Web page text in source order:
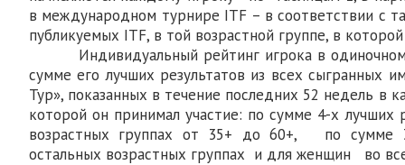
в международном турнире ITF – в соответствии с
публикуемых ITF, в той возрастной группе, в которой
Индивидуальный рейтинг игрока в одиночном
сумме его лучших результатов из всех сыгранных
Тур», показанных в течение последних 52 недель в
которой он принимал участие: по сумме 4-х лучших
возрастных группах от 35+ до 60+, по сумме
остальных возрастных группах и для женщин во